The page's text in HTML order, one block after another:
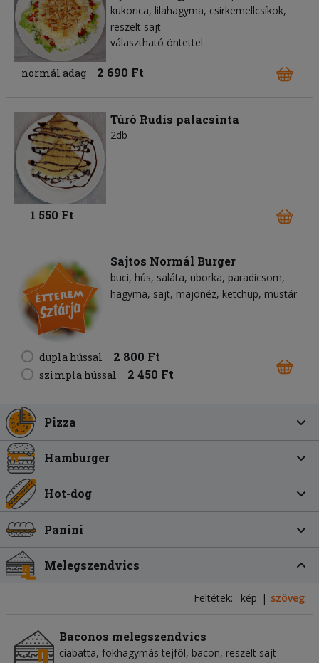
kukorica lilahagyma csirkemellcsíkok
reszelt sajt
választható öntettel
normál adag 2 690 Ft
Túró Rudis palacsinta
2db
1 550 Ft
Sajtos Normál Burger
buci hús saláta uborka paradicsom
hagyma sajt majonéz ketchup mustár
dupla hússal 2 800 Ft
szimpla hússal 2 450 Ft
Pizza
Hamburger
Hot-dog
Panini
Melegszendvics
Feltétek: kép szöveg
Baconos melegszendvics
ciabatta fokhagymás tejföl bacon reszelt sajt